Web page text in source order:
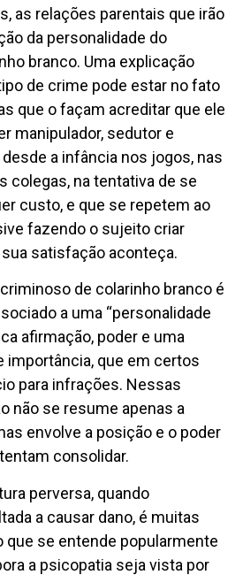
as relações parentais que irão
da personalidade do
branco. Uma explicação
de crime pode estar no fato
que o façam acreditar que ele
manipulador, sedutor e
a infância nos jogos, nas
colegas, na tentativa de se
custo, e que se repetem ao
fazendo o sujeito criar
satisfação aconteça.
de colarinho branco é
a uma “personalidade
afirmação, poder e uma
importância, que em certos
para infrações. Nessas
não se resume apenas a
envolve a posição e o poder
consolidar.
perversa, quando
a causar dano, é muitas
que se entende popularmente
a psicopatia seja vista por